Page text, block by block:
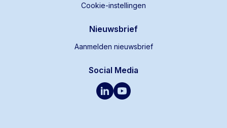
Cookie-instellingen
Nieuwsbrief
Aanmelden nieuwsbrief
Social Media